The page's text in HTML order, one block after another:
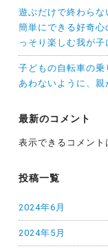
遊ぶだけで終わら
簡単にできる好奇心
っそり楽しむ我が子
子どもの自転車の
あわないように、親
最新のコメント
表示できるコメント
投稿一覧
2024年6月
2024年5月